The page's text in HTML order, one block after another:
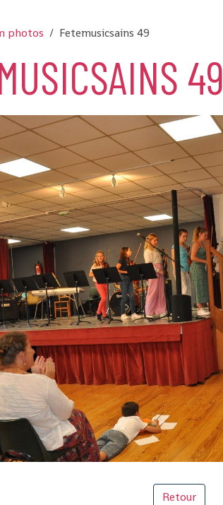
photos Fetemusicsains 49
49
Retour